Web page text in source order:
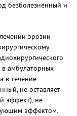
безболезненный и
эрозии
амбулаторных
в течение
не оставляет
эффект), не
эффектом.